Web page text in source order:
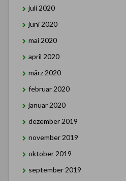
juli 2020
juni 2020
mai 2020
april 2020
märz 2020
februar 2020
januar 2020
dezember 2019
november 2019
oktober 2019
september 2019